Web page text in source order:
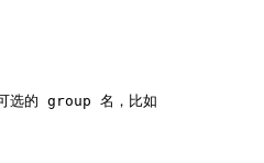
的 group 名，比如